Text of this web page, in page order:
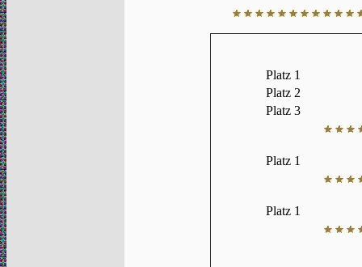
Platz 1
Platz 2
Platz 3
Platz 1
Platz 1